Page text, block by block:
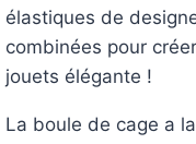
élastiques de
combinées pour
jouets élégante !
La boule de cage a